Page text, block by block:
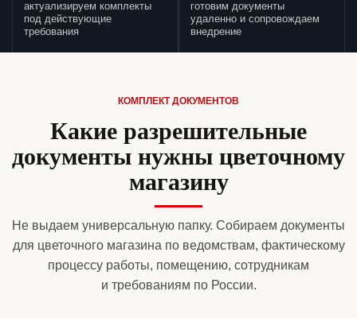
актуализируем комплекты
под действующие
требования
готовим документы
удаленно и сопровождаем
внедрение
КОМПЛЕКТ ДОКУМЕНТОВ
Какие разрешительные
документы нужны цветочному
магазину
Не выдаем универсальную папку. Собираем документы
для цветочного магазина по ведомствам, фактическому
процессу работы, помещению, сотрудникам
и требованиям по России.